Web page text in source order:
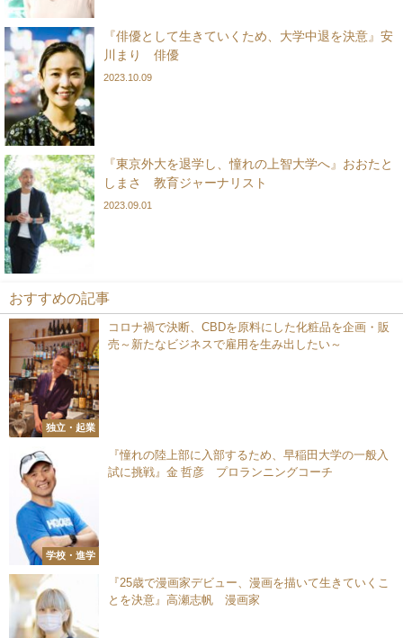
『俳優として生きていくため、大学中退を決意』安
川まり 俳優
2023.10.09
『東京外大を退学し、憧れの上智大学へ』おおたと
しまさ 教育ジャーナリスト
2023.09.01
おすすめの記事
独立・起業
コロナ禍で決断、CBDを原料にした化粧品を企画・販
売～新たなビジネスで雇用を生み出したい～
学校・進学
『憧れの陸上部に入部するため、早稲田大学の一般入
試に挑戦』金 哲彦 プロランニングコーチ
『25歳で漫画家デビュー、漫画を描いて生きていくこ
とを決意』高瀬志帆 漫画家